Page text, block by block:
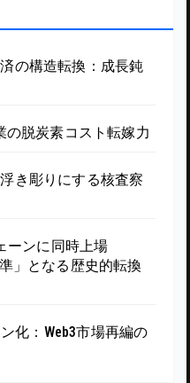
の構造転換：成長鈍
の脱炭素コスト転嫁力
き彫りにする核査察
ーンに同時上場
」となる歴史的転換
化：Web3市場再編の